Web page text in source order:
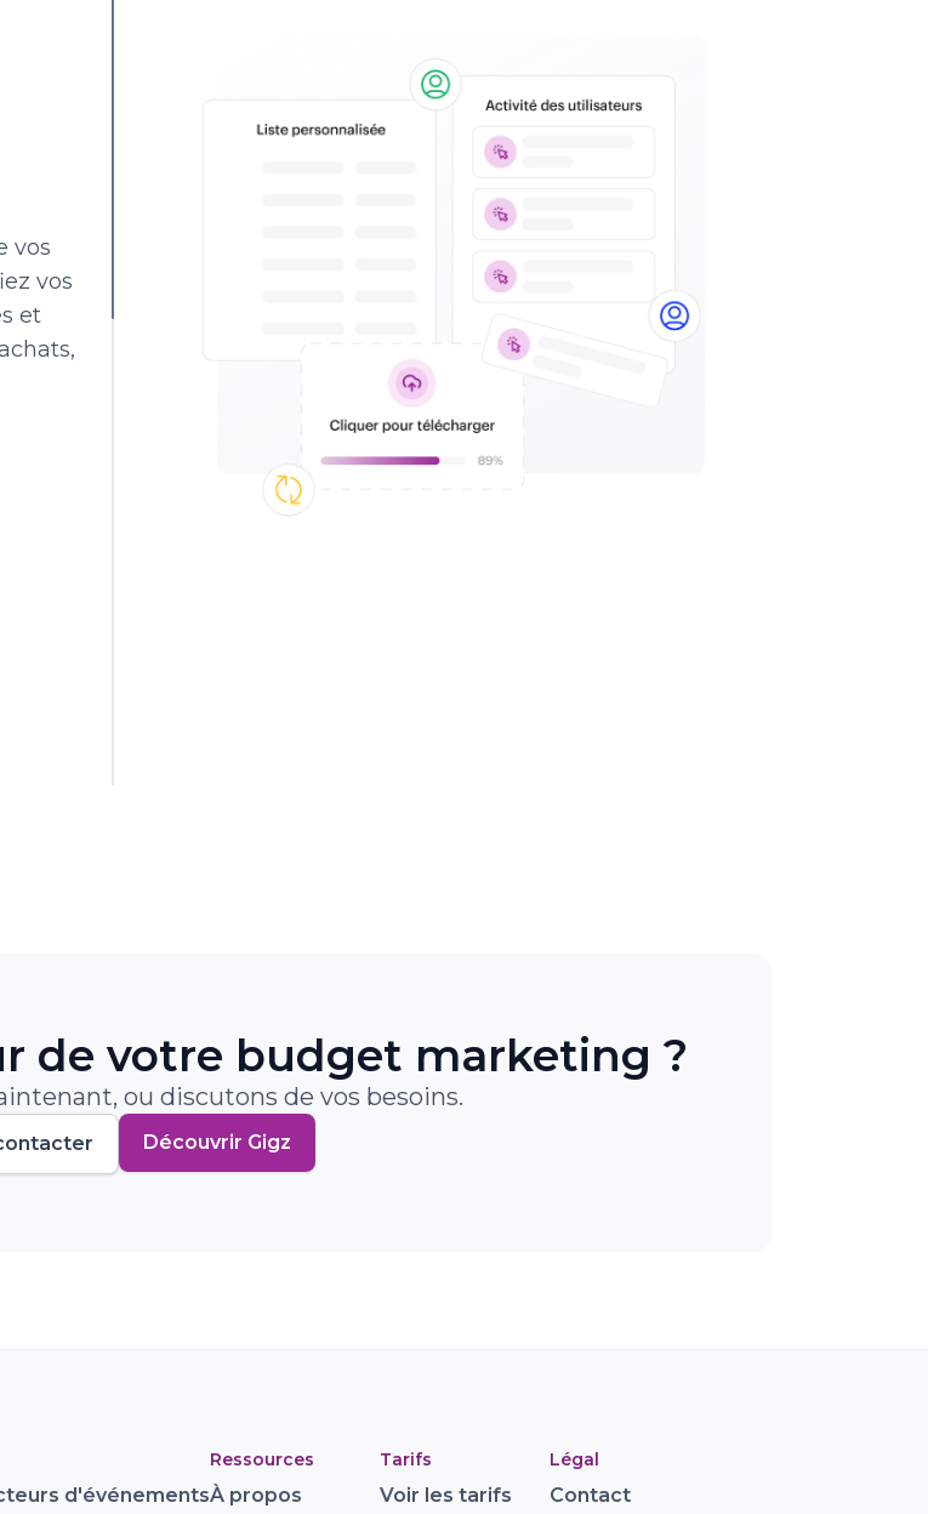
vos
vos
et
de votre budget marketing ?
ou discutons de vos besoins.
Découvrir Gigz
d'événements
Ressources
À propos
Tarifs
Voir les tarifs
Légal
Contact